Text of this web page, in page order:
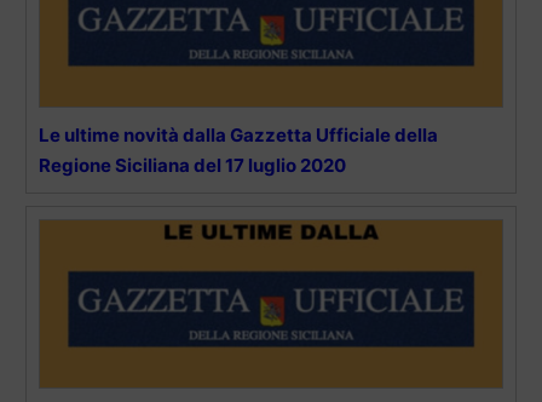
Le ultime novità dalla Gazzetta Ufficiale della
Regione Siciliana del 17 luglio 2020